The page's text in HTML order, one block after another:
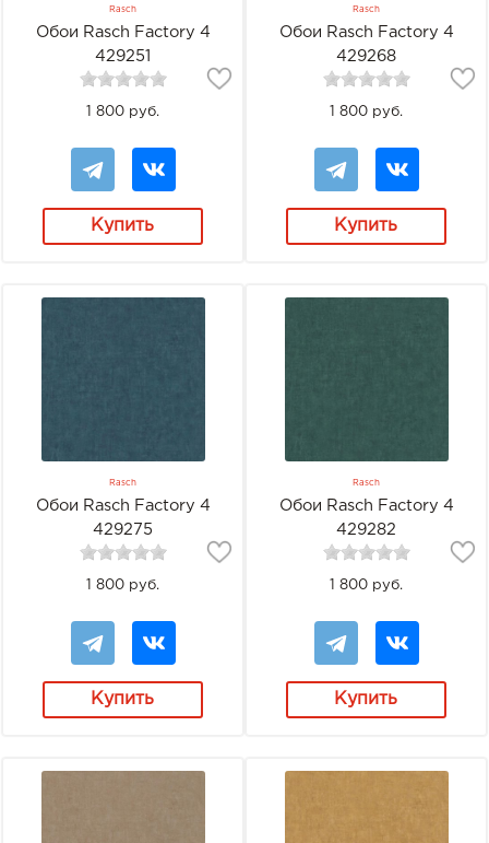
Rasch
Обои Rasch Factory 4
429251
1 800 руб.
Купить
Rasch
Обои Rasch Factory 4
429268
1 800 руб.
Купить
Rasch
Обои Rasch Factory 4
429275
1 800 руб.
Купить
Rasch
Обои Rasch Factory 4
429282
1 800 руб.
Купить